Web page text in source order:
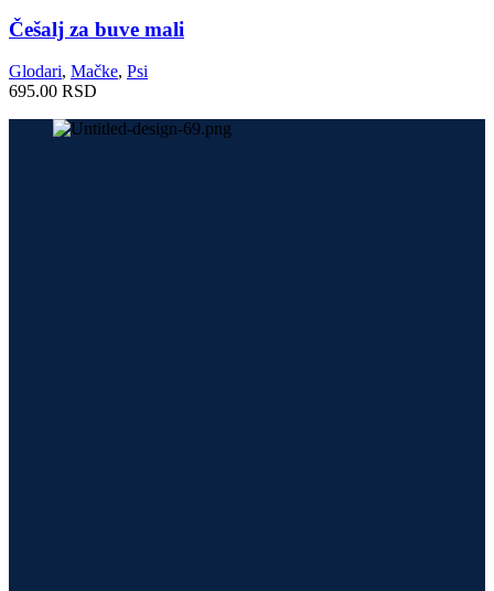
Češalj za buve mali
Glodari, Mačke, Psi
695.00 RSD